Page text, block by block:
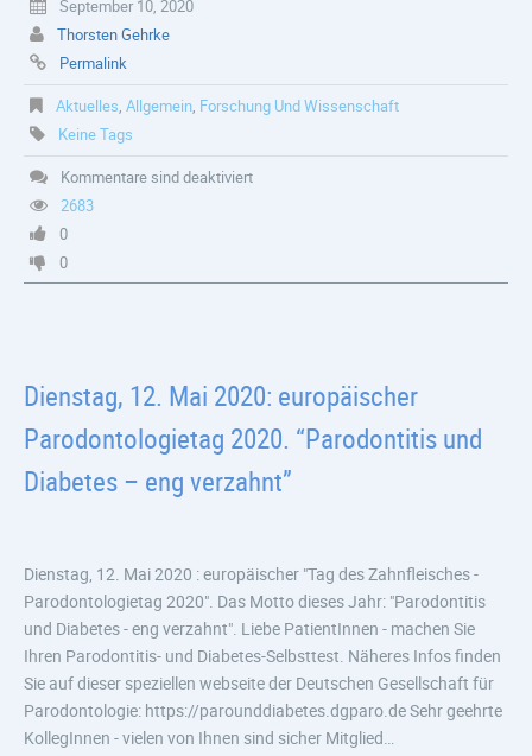
September 10, 2020
Thorsten Gehrke
Permalink
Aktuelles, Allgemein, Forschung Und Wissenschaft
Keine Tags
Kommentare sind deaktiviert
2683
0
0
Dienstag, 12. Mai 2020: europäischer
Parodontologietag 2020. “Parodontitis und
Diabetes – eng verzahnt”
Dienstag, 12. Mai 2020 : europäischer "Tag des Zahnfleisches -
Parodontologietag 2020". Das Motto dieses Jahr: "Parodontitis
und Diabetes - eng verzahnt". Liebe PatientInnen - machen Sie
Ihren Parodontitis- und Diabetes-Selbsttest. Näheres Infos finden
Sie auf dieser speziellen webseite der Deutschen Gesellschaft für
Parodontologie: https://parounddiabetes.dgparo.de Sehr geehrte
KollegInnen - vielen von Ihnen sind sicher Mitglied…